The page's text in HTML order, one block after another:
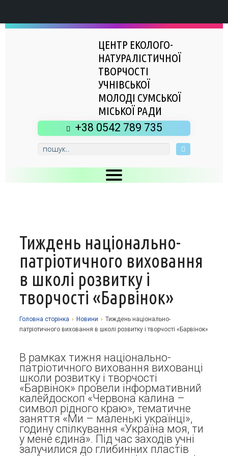
ЦЕНТР ЕКОЛОГО-
НАТУРАЛІСТИЧНОЇ
ТВОРЧОСТІ
УЧНІВСЬКОЇ
МОЛОДІ СУМСЬКОЇ
МІСЬКОЇ РАДИ
+38 0542 789 735
Про заклад
Історія
Структурні підрозділи
Музей
Наші досягнення
Фотоальбоми
Сторінка психолога
Річні звіти
Освітній процес
Запрошуємо у гуртки
Дистанційне навчання
Академічна доброчесність
Методична робота
Нормативно-правова база
Програмне забезпечення
Виховна робота
Національно-патріотичне виховання
Прозорість та відкритість
Стаття 30 Закону України «Про освіту»
Атестація
Енергозбереження
Звернення громадян
Тиждень національно-
патріотичного виховання
в школі розвитку і
творчості «Барвінок»
Головна сторiнка › Новини › Тиждень національно-
патріотичного виховання в школі розвитку і творчості «Барвінок»
В рамках тижня національно-
патріотичного виховання вихованці
школи розвитку і творчості
«Барвінок» провели інформативний
калейдоскоп «Червона калина –
символ рідного краю», тематичне
заняття «Ми – маленькі українці»,
годину спілкування «Україна моя, ти
у мене єдина». Під час заходів учні
залучилися до глибинних пластів